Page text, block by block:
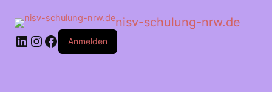
nisv-schulung-nrw.de
Anmelden